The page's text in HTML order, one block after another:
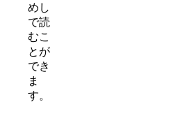
めし
で読
むこ
とが
でき
ま
す。